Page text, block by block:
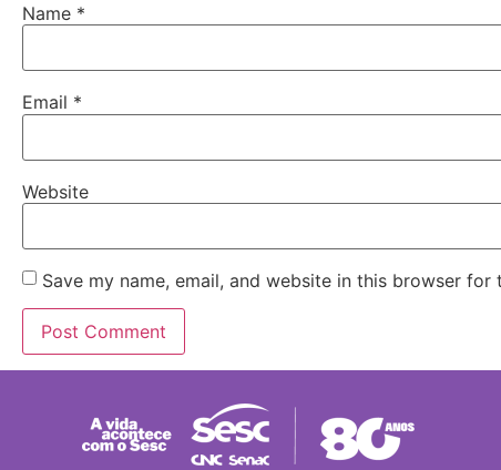
Name *
Email *
Website
Save my name, email, and website in this browser for